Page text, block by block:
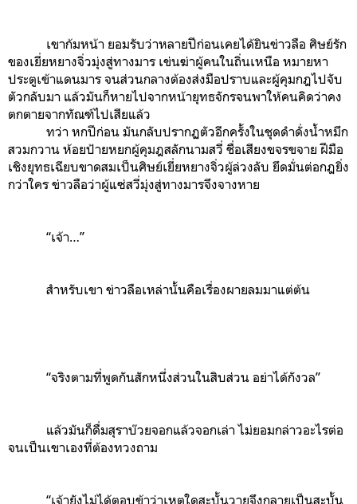
เขาก้มหน้า ยอมรับว่าหลายปีก่อนเคยได้ยินข่าวลือ ศิษย์รัก
ของเยี่ยหยางจิ่วมุ่งสู่ทางมาร เข่นฆ่าผู้คนในถิ่นเหนือ หมายหา
ประตูเข้าแดนมาร จนส่วนกลางต้องส่งมือปราบและผู้คุมกฎไปจับ
ตัวกลับมา แล้วมันก็หายไปจากหน้ายุทธจักรจนพาให้คนคิดว่าคง
ตกตายจากทัณฑ์ไปเสียแล้ว
ทว่า หกปีก่อน มันกลับปรากฏตัวอีกครั้งในชุดดำดั่งน้ำหมึก
สวมกวาน ห้อยป้ายหยกผู้คุมฎสลักนามสวี่ ชื่อเสียงขจรขจาย ฝีมือ
เชิงยุทธเฉียบขาดสมเป็นศิษย์เยี่ยหยางจิ่วผู้ล่วงลับ ยึดมั่นต่อกฎยิ่ง
กว่าใคร ข่าวลือว่าผู้แซ่สวี่มุ่งสู่ทางมารจึงจางหาย
“เจ้า…”
สำหรับเขา ข่าวลือเหล่านั้นคือเรื่องผายลมมาแต่ต้น
“จริงตามที่พูดกันสักหนึ่งส่วนในสิบส่วน อย่าได้กังวล”
แล้วมันก็ดื่มสุราบ๊วยจอกแล้วจอกเล่า ไม่ยอมกล่าวอะไรต่อ
จนเป็นเขาเองที่ต้องทวงถาม
“เจ้ายังไม่ได้ตอบข้าว่าเหตุใดสะบั้นวายุจึงกลายเป็นสะบั้น